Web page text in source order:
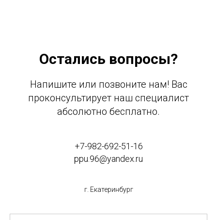
Остались вопросы?
Напишите или позвоните нам! Вас
проконсультирует наш специалист
абсолютно бесплатно.
+7-982-692-51-16
ppu.96@yandex.ru
г. Екатеринбург